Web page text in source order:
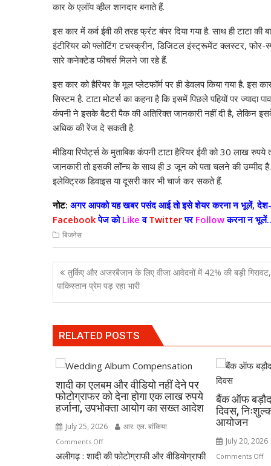
कार के एलॉय व्हील शानदार बनाते हैं.
इस कार में कर्व ईवी की तरह फ्रंट बंपर दिया गया है. साथ ही टाटा
इंटीरियर को फ्लोटिंग टचस्क्रीन, डिजिटल इंस्ट्रूमेंट क्लस्टर,
सारे कनेक्टेड फीचर्स मिलने जा रहे हैं.
इस कार को हैरियर के मूल प्लेटफॉर्म पर ही डेवलप किया गया है.
सिस्टम है. टाटा मोटर्स का कहना है कि इसमें पिछले पहियों पर
कंपनी ने इसके बैटरी पैक की अतिरिक्त जानकारी नहीं दी है, लेकिन
अधिक की रेंज दे सकती है.
मीडिया रिपोर्ट्स के मुताबिक कंपनी टाटा हैरियर ईवी को 30 लाख
जानकारी तो इसकी लॉन्च के साथ ही 3 जून को पता चलने की उम्मीद
इलेक्ट्रिक डिवाइस या दूसरी कार भी चार्ज कर सकते हैं.
नोट: अगर आपको यह खबर पसंद आई तो इसे शेयर करना न भूलें, देश-
Facebookपेज कोLike वTwitterपर Followकरना न
बिजनेस
Post
navigation
तुर्किए और अजरबैजान के लिए वीजा आवेदनों में 42% की बड़ी गिरावट,
पाकिस्तान प्रेम पड़ रहा भारी
RELATED POSTS
शादी का एलबम और वीडियो नहीं देने पर
फोटोग्राफर को देना होगा एक लाख रुपये
हर्जाना, उपभोक्ता आयोग का सख्त आदेश
July 25, 2026 आर. एल. बांकिया
Comments Offon
शादी
अलीगढ़ : शादी की फोटोग्राफी और वीडियोग्राफी
बैंक ऑफ
दिवस,
आयोजन
July 20, 2026
Comments Offon